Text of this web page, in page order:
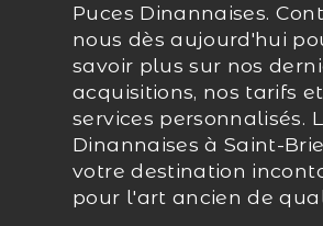
Puces Dinannaises.
nous dès aujourd'hui
savoir plus sur nos
acquisitions, nos tarifs
services personnalisés.
Dinannaises à Saint-
votre destination
pour l'art ancien de